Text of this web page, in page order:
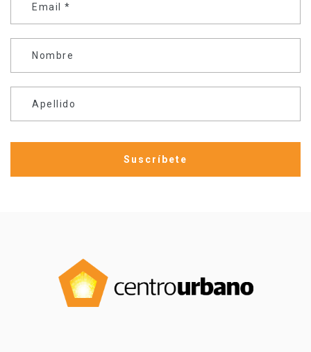
Email *
Nombre
Apellido